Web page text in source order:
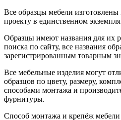
Все образцы мебели
проекту в единственном
Образцы имеют названия для их
поиска по сайту, все названия
зарегистрированным товарным
Все мебельные изделия могут
образцов по цвету, размеру,
способами монтажа и
фурнитуры.
Способ монтажа и крепёж